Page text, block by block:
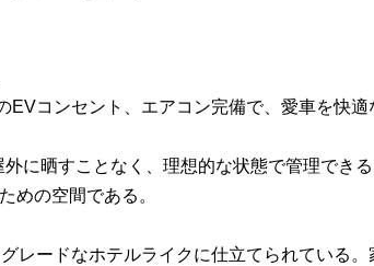
コンセント、エアコン完備で、愛車を快適
に晒すことなく、理想的な状態で管理できる
めの空間である。
レードなホテルライクに仕立てられている。